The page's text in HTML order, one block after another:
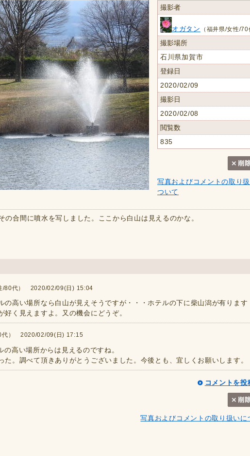
撮影者
オガタン （福井県/女性/70
撮影場所
石川県加賀市
登録日
2020/02/09
撮影日
2020/02/08
閲覧数
835
写真およびコメントの取り
ついて
の合間に噴水を写しました。ここから白山は見えるのかな。
/80代） 2020/02/09(日) 15:04
の高い場所なら白山が見えそうですが・・・ホテルの下に柴山潟が有ります
好く見えますよ。又の機会にどうぞ。
代） 2020/02/09(日) 17:15
い場所からは見えるのですね。
た。調べて頂きありがとうございました。今後とも、宜しくお願いします。
コメントを投
写真およびコメントの取り扱いに